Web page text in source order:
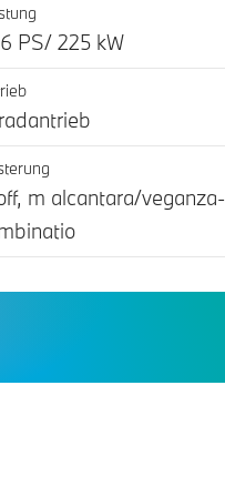
PS/ 225 kW
m alcantara/veganza-